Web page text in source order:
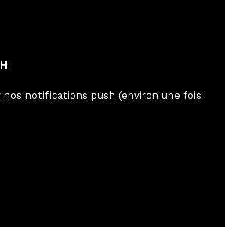
nos notifications push (environ une fois